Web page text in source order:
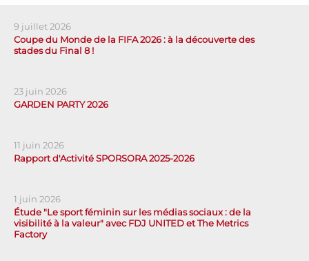
9 juillet 2026
Coupe du Monde de la FIFA 2026 : à la découverte des
stades du Final 8 !
23 juin 2026
GARDEN PARTY 2026
11 juin 2026
Rapport d'Activité SPORSORA 2025-2026
1 juin 2026
Étude "Le sport féminin sur les médias sociaux : de la
visibilité à la valeur" avec FDJ UNITED et The Metrics
Factory